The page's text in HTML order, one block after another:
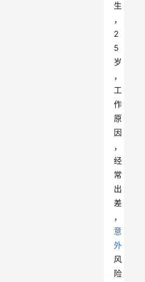
生
，
2
5
岁
，
工
作
原
因
，
经
常
出
差
，
意
外
风
险